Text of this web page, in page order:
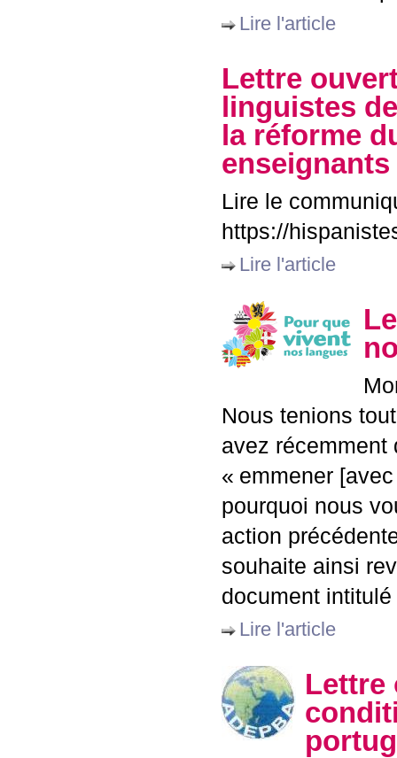
Lire l'article
Lettre
linguistes
la réforme
enseignants
Lire le
https://
Lire l'article
Nous tenions
avez récemment
« emmener
pourquoi nous
action
souhaite ainsi
document intitulé
Lire l'article
Lettre